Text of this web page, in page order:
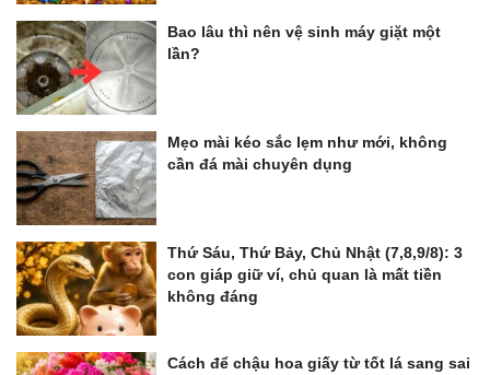
Bao lâu thì nên vệ sinh máy giặt một
lần?
Mẹo mài kéo sắc lẹm như mới, không
cần đá mài chuyên dụng
Thứ Sáu, Thứ Bảy, Chủ Nhật (7,8,9/8): 3
con giáp giữ ví, chủ quan là mất tiền
không đáng
Cách để chậu hoa giấy từ tốt lá sang sai